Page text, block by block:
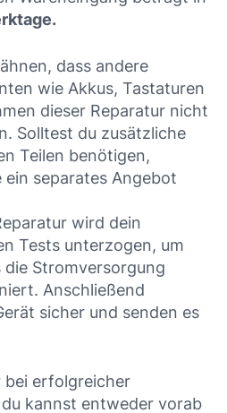
dass andere
wie Akkus, Tastaturen
dieser Reparatur nicht
Solltest du zusätzliche
Teilen benötigen,
separates Angebot
wird dein
Tests unterzogen, um
die Stromversorgung
Anschließend
sicher und senden es
bei erfolgreicher
kannst entweder vorab